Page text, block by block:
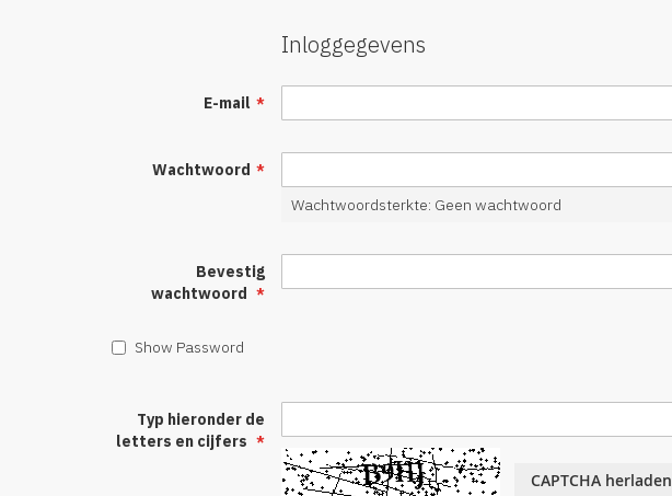
Inloggegevens
E-mail
Wachtwoord
Wachtwoordsterkte: Geen wachtwoord
Bevestig
wachtwoord
Show Password
Typ hieronder de
letters en cijfers
CAPTCHA herladen